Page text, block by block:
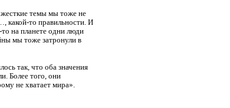
жесткие темы мы тоже не
какой-то правильности. И
на планете одни люди
мы тоже затронули в
так, что оба значения
Более того, они
не хватает мира».